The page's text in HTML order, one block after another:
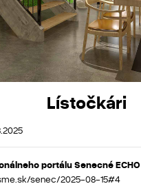
Lístočkári
portálu Senecné ECHO
senec/2025-08-15#4